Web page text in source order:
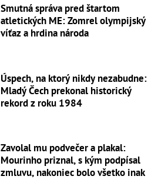
Smutná správa pred štartom
atletických ME: Zomrel olympijský
víťaz a hrdina národa
Úspech, na ktorý nikdy nezabudne:
Mladý Čech prekonal historický
rekord z roku 1984
Zavolal mu podvečer a plakal:
Mourinho priznal, s kým podpísal
zmluvu, nakoniec bolo všetko inak